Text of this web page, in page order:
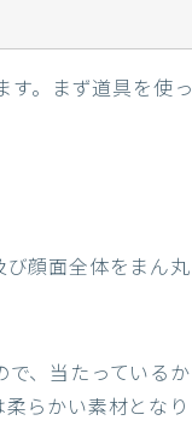
す。まず道具を使っ
顔面全体をまん丸
、当たっているか
らかい素材となり